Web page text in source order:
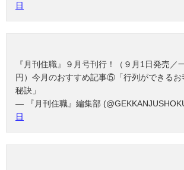
日
『月刊住職』９月号刊行！（９月1日発売／
円）今月のおすすめ記事⑤「行列ができるお
秘訣」
— 『月刊住職』編集部
日